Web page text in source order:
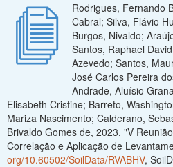
Rodrigues, Fernando
Cabral; Silva, Flávio
Burgos, Nivaldo;
Santos, Raphael
Azevedo; Santos,
José Carlos Pereira
Andrade, Aluísio
Elisabeth Cristine; Barreto,
Mariza Nascimento; Calderano,
Brivaldo Gomes de, 2023, "V
Correlação e Aplicação de
org/10.60502/SoilData/RVABHV,